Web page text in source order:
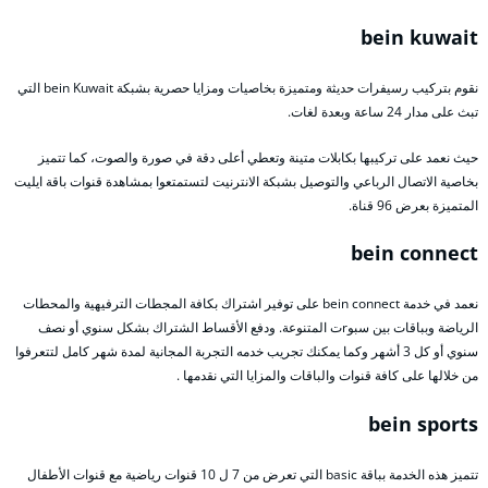
bein kuwait
نقوم بتركيب رسيفرات حديثة ومتميزة بخاصيات ومزايا حصرية بشبكة bein Kuwait التي
تبث على مدار 24 ساعة وبعدة لغات.
حيث نعمد على تركيبها بكابلات متينة وتعطي أعلى دقة في صورة والصوت، كما تتميز
بخاصية الاتصال الرباعي والتوصيل بشبكة الانترنيت لتستمتعوا بمشاهدة قنوات باقة ايليت
المتميزة بعرض 96 قناة.
bein connect
نعمد في خدمة bein connect على توفير اشتراك بكافة المجطات الترفيهية والمحطات
الرياضة وبباقات بين سبوrت المتنوعة. ودفع الأقساط الشتراك بشكل سنوي أو نصف
سنوي أو كل 3 أشهر وكما يمكنك تجريب خدمه التجربة المجانية لمدة شهر كامل لتتعرفوا
من خلالها على كافة قنوات والباقات والمزايا التي نقدمها .
bein sports
تتميز هذه الخدمة بباقة basic التي تعرض من 7 ل 10 قنوات رياضية مع قنوات الأطفال